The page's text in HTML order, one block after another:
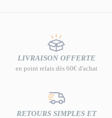
LIVRAISON OFFERTE
en point relais dès 60€ d'achat
RETOURS SIMPLES ET